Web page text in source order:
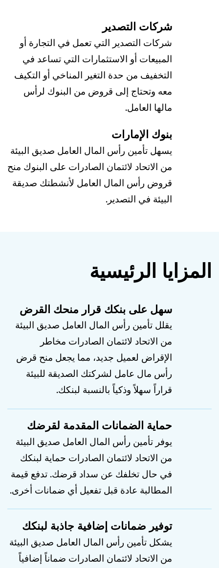
شركات التصدير
شركات التصدير التي تعمل في التجارة أو
المبيعات أو الاستثمارات التي تساعد في
التخفيف من حدة التغير المناخي أو التكيف
معه وتحتاج إلى قروض من البنوك لرأس
مالها العامل.
بنوك الإمارات
يسهل تأمين رأس المال العامل صديق البيئة
من الاتحاد لائتمان الصادرات على البنوك منح
قروض رأس المال العامل لأنشطتك صديقة
البيئة في التصدير.
المزايا الرئيسية
سهل على بنكك قرار منحك القرض
يقلل تأمين رأس المال العامل صديق البيئة
من الاتحاد لائتمان الصادرات مخاطر
الإقراض لعميل جديد، مما يجعل منح قرض
رأس مال عامل لشركتك الصديقة للبيئة
قراراً سهلاً وذكياً بالنسبة لبنكك.
حماية الضمانات المقدمة لقرضك
يوفر تأمين رأس المال العامل صديق البيئة
من الاتحاد لائتمان الصادرات حماية لبنكك
في حال تخلفك عن سداد قرضك. تدفع قيمة
المطالبة عادة قبل تفعيل أي ضمانات أخرى.
توفير ضمانات إضافية جاذبة لبنكك
يشكل تأمين رأس المال العامل صديق البيئة
من الاتحاد لائتمان الصادرات ضماناً إضافياً